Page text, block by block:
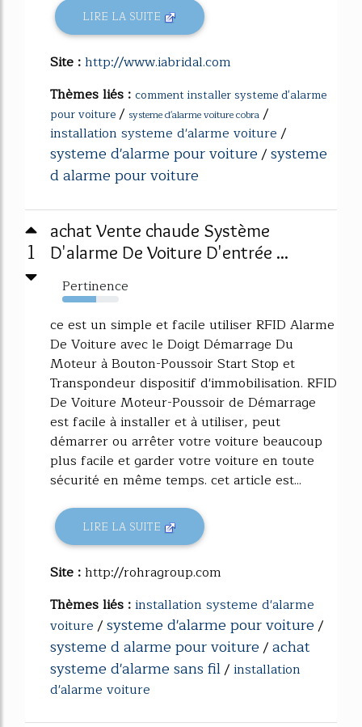
LIRE LA SUITE
Site :http://www.iabridal.com
Thèmes liés : comment installer systeme d'alarme
pour voiture/ systeme d'alarme voiture cobra /
installation systeme d'alarme voiture/
systeme d'alarme pour voiture/systeme
d alarme pour voiture
1
achat Vente chaude Système
D'alarme De Voiture D'entrée ...
Pertinence
60%
ce est un simple et facile utiliser RFID Alarme
De Voiture avec le Doigt Démarrage Du
Moteur à Bouton-Poussoir Start Stop et
Transpondeur dispositif d'immobilisation. RFID
De Voiture Moteur-Poussoir de Démarrage
est facile à installer et à utiliser, peut
démarrer ou arrêter votre voiture beaucoup
plus facile et garder votre voiture en toute
sécurité en même temps. cet article est...
LIRE LA SUITE
Site :http://rohragroup.com
Thèmes liés :installation systeme d'alarme
voiture/systeme d'alarme pour voiture/
systeme d alarme pour voiture/achat
systeme d'alarme sans fil/installation
d'alarme voiture